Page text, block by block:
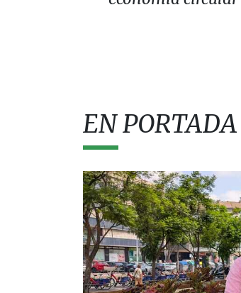
EN PORTADA